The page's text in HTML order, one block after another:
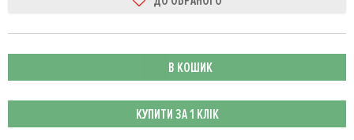
В КОШИК
КУПИТИ ЗА 1 КЛIК